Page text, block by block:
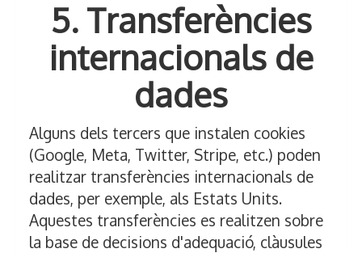
5. Transferències
internacionals de
dades
Alguns dels tercers que instalen cookies
(Google, Meta, Twitter, Stripe, etc.) poden
realitzar transferències internacionals de
dades, per exemple, als Estats Units.
Aquestes transferències es realitzen sobre
la base de decisions d'adequació, clàusules